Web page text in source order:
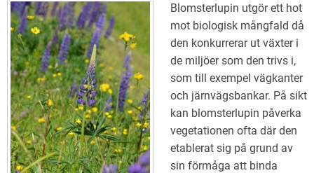
Blomsterlupin utgör ett hot
mot biologisk mångfald då
den konkurrerar ut växter i
de miljöer som den trivs i,
som till exempel vägkanter
och järnvägsbankar. På sikt
kan blomsterlupin påverka
vegetationen ofta där den
etablerat sig på grund av
sin förmåga att binda